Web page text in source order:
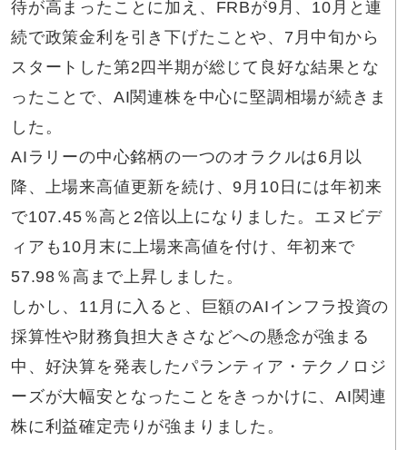
待が高まったことに加え、FRBが9月、10月と連
続で政策金利を引き下げたことや、7月中旬から
スタートした第2四半期が総じて良好な結果とな
ったことで、AI関連株を中心に堅調相場が続きま
した。
AIラリーの中心銘柄の一つのオラクルは6月以
降、上場来高値更新を続け、9月10日には年初来
で107.45％高と2倍以上になりました。エヌビデ
ィアも10月末に上場来高値を付け、年初来で
57.98％高まで上昇しました。
しかし、11月に入ると、巨額のAIインフラ投資の
採算性や財務負担大きさなどへの懸念が強まる
中、好決算を発表したパランティア・テクノロジ
ーズが大幅安となったことをきっかけに、AI関連
株に利益確定売りが強まりました。